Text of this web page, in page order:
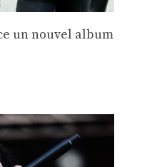
un nouvel album